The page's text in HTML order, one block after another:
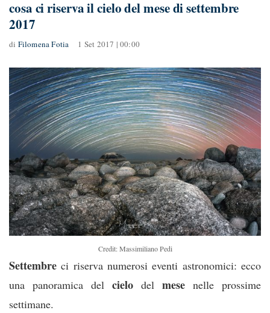
cosa ci riserva il cielo del mese di settembre
2017
di Filomena Fotia 1 Set 2017 | 00:00
Credit: Massimiliano Pedi
Settembre ci riserva numerosi eventi astronomici: ecco
una panoramica del cielo del mese nelle prossime
settimane.